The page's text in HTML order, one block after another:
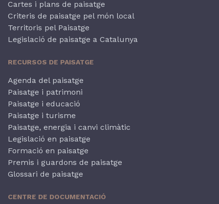
Cartes i plans de paisatge
Criteris de paisatge pel món local
Territoris pel Paisatge
Legislació de paisatge a Catalunya
RECURSOS DE PAISATGE
Agenda del paisatge
Paisatge i patrimoni
Paisatge i educació
Paisatge i turisme
Paisatge, energia i canvi climàtic
Legislació en paisatge
Formació en paisatge
Premis i guardons de paisatge
Glossari de paisatge
CENTRE DE DOCUMENTACIÓ